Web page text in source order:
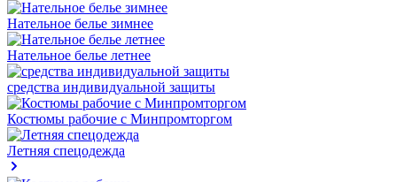
Нательное белье зимнее
Нательное белье летнее
средства индивидуальной защиты
Костюмы рабочие с Минпромторгом
Летняя спецодежда